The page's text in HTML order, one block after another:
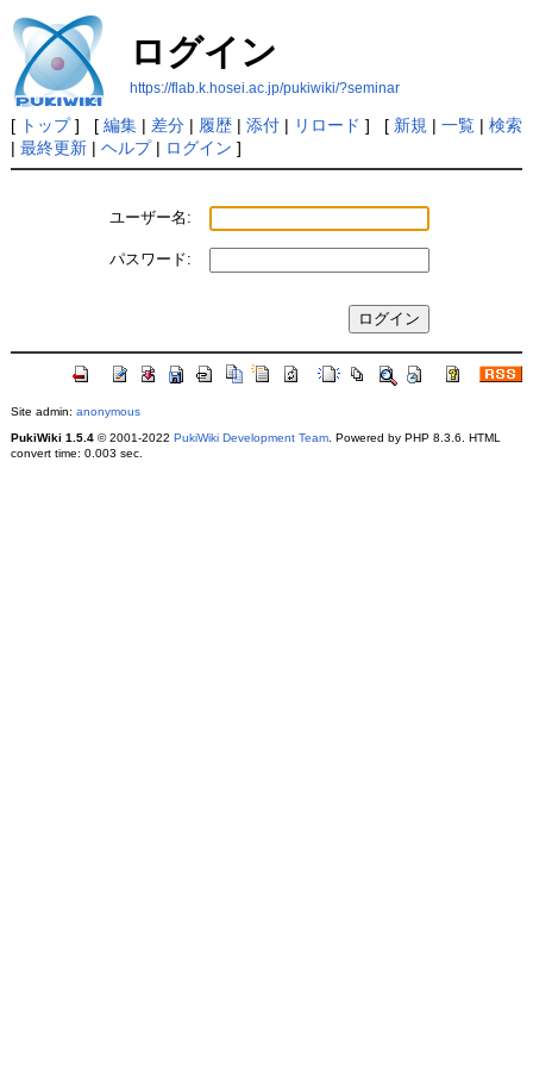
ログイン
https://flab.k.hosei.ac.jp/pukiwiki/?seminar
[ トップ] [ 編集| 差分| 履歴| 添付| リロード ] [ 新規 | 一覧| 検索
| 最終更新| ヘルプ| ログイン ]
ユーザー名:
パスワード:
Site admin: anonymous
PukiWiki 1.5.4© 2001-2022 PukiWiki Development Team. Powered by PHP 8.3.6. HTML
convert time: 0.003 sec.